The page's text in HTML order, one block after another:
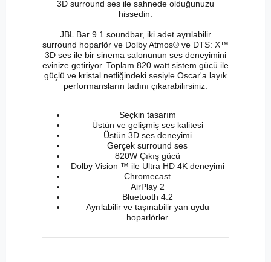
3D surround ses ile sahnede olduğunuzu
hissedin.
JBL Bar 9.1 soundbar, iki adet ayrılabilir
surround hoparlör ve Dolby Atmos® ve DTS: X™
3D ses ile bir sinema salonunun ses deneyimini
evinize getiriyor. Toplam 820 watt sistem gücü ile
güçlü ve kristal netliğindeki sesiyle Oscar'a layık
performansların tadını çıkarabilirsiniz.
Seçkin tasarım
Üstün ve gelişmiş ses kalitesi
Üstün 3D ses deneyimi
Gerçek surround ses
820W Çıkış gücü
Dolby Vision ™ ile Ultra HD 4K deneyimi
Chromecast
AirPlay 2
Bluetooth 4.2
Ayrılabilir ve taşınabilir yan uydu
hoparlörler